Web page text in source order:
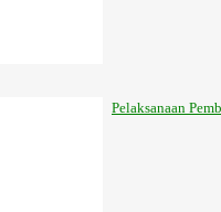
Pelaksanaan